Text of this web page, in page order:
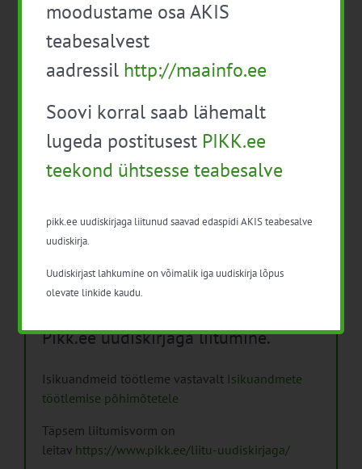
Isikukaitsevahendid ja ohutusnõuded
taimekaitsetöödel
Mida näitavad toiduohutuse seirearuanded
Arhiiv
Pikk.ee uudiskirjaga liitumine.
Isikuandmeid töötleme vastavalt Isikuandmete
töötlemise põhimõtetele
Täpsem liitumisvorm on
leitav https://www.pikk.ee/liitu-uudiskirjaga/
moodustame osa AKIS
teabesalvest
aadressil http://maainfo.ee
Soovi korral saab lähemalt
lugeda postitusest PIKK.ee
teekond ühtsesse teabesalve
pikk.ee uudiskirjaga liitunud saavad edaspidi AKIS teabesalve
uudiskirja.
Uudiskirjast lahkumine on võimalik iga uudiskirja lõpus
olevate linkide kaudu.